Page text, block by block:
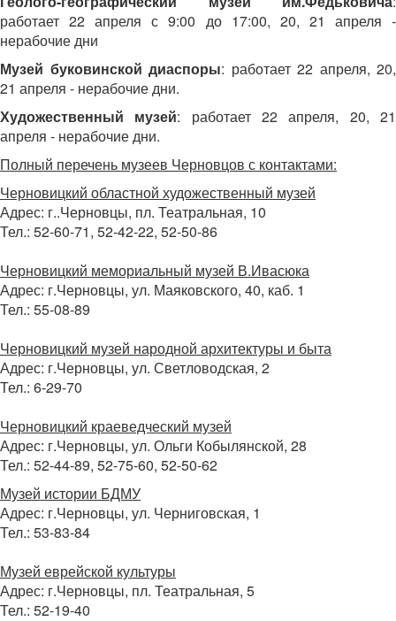
работает 22 апреля с 9:00 до 17:00, 20, 21 апреля -
нерабочие дни
Музей буковинской диаспоры: работает 22 апреля, 20,
21 апреля - нерабочие дни.
Художественный музей: работает 22 апреля, 20, 21
апреля - нерабочие дни.
Полный перечень музеев Черновцов с контактами:
Черновицкий областной художественный музей
Адрес: г..Черновцы, пл. Театральная, 10
Тел.: 52-60-71, 52-42-22, 52-50-86
Черновицкий мемориальный музей В.Ивасюка
Адрес: г.Черновцы, ул. Маяковского, 40, каб. 1
Тел.: 55-08-89
Черновицкий музей народной архитектуры и быта
Адрес: г.Черновцы, ул. Светловодская, 2
Тел.: 6-29-70
Черновицкий краеведческий музей
Адрес: г.Черновцы, ул. Ольги Кобылянской, 28
Тел.: 52-44-89, 52-75-60, 52-50-62
Музей истории БДМУ
Адрес: г.Черновцы, ул. Черниговская, 1
Тел.: 53-83-84
Музей еврейской культуры
Адрес: г.Черновцы, пл. Театральная, 5
Тел.: 52-19-40